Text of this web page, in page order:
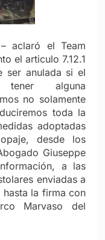
aclaró el Team
el articulo 7.12.1
ser anulada si el
alguna
no solamente
toda la
adoptadas
desde los
Giuseppe
a las
enviadas a
la firma con
Marvaso del